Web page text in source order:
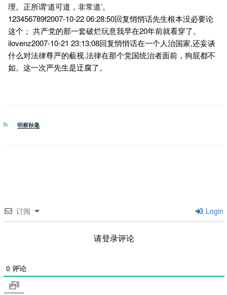
理。正所谓‘道可道，非常道’。
123456789f2007-10-22 06:28:50回复悄悄话先生根本没必要论
这个； 共产党的那一套破烂玩意我早在20年前就看穿了。
ilovenz2007-10-21 23:13:08回复悄悄话在一个人治国家,还妄谈
什么对法律尊严的藐视.法律在那个党国统治者面前，狗屁都不
如。这一次严先生是迂腐了。
分
明察秋毫
订阅 Login
请登录评论
0 评论